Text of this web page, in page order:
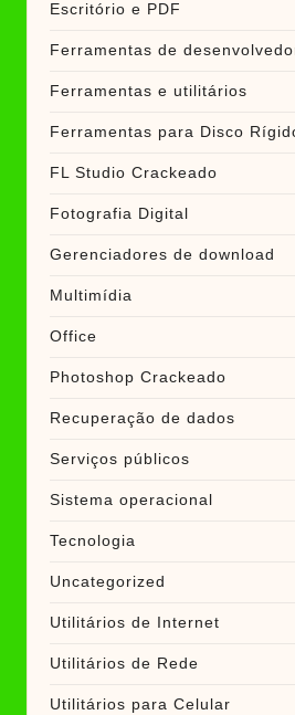
Escritório e PDF
Ferramentas de
Ferramentas e utilitários
Ferramentas para Disco
FL Studio Crackeado
Fotografia Digital
Gerenciadores de download
Multimídia
Office
Photoshop Crackeado
Recuperação de dados
Serviços públicos
Sistema operacional
Tecnologia
Uncategorized
Utilitários de Internet
Utilitários de Rede
Utilitários para Celular